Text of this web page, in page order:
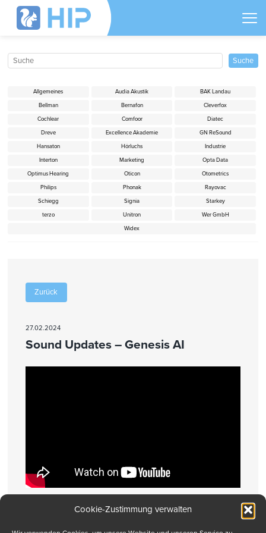
Cookie-Zustimmung verwalten
Zurück
27.02.2024
Sound Updates – Genesis AI
Allgemeines Audia Akustik
BAK Landau
Bellman
Bernafon
Cleverfox
Cochlear
Comfoor
Diatec
Dreve
Excellence Akademie
GN ReSound
Hansaton
Hörluchs
Industrie
Interton
Marketing
Opta Data
Optimus Hearing
Oticon
Otometrics
Philips
Phonak
Rayovac
Schiegg
Signia
Starkey
terzo
Unitron
Wer GmbH
Widex